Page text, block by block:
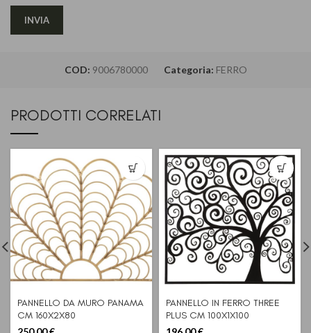
COD: 9006780000 Categoria: FERRO
PRODOTTI CORRELATI
PANNELLO DA MURO PANAMA
CM 160X2X80
PANNELLO IN FERRO THREE
PLUS CM 100X1X100